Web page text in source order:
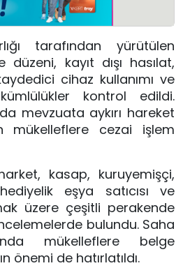
tarafından yürütülen
düzeni, kayıt dışı hasılat,
cihaz kullanımı ve
kontrol edildi.
mevzuata aykırı hareket
cezai işlem
kasap, kuruyemişçi,
eşya satıcısı ve
üzere çeşitli perakende
bulundu. Saha
mükelleflere belge
önemi de hatırlatıldı.